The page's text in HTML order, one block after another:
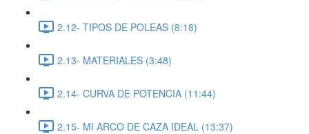
2.12- TIPOS DE POLEAS (8:18)
2.13- MATERIALES (3:48)
2.14- CURVA DE POTENCIA (11:44)
2.15- MI ARCO DE CAZA IDEAL (13:37)